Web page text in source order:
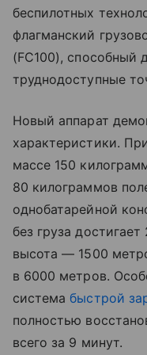
беспилотных
флагманский
(FC100), способный
труднодоступные
Новый аппарат
характеристики.
массе 150
80 килограммов
однобатарейной
без груза
высота — 1500
в 6000 метров.
системабыстрой
полностью
всего за 9 минут.